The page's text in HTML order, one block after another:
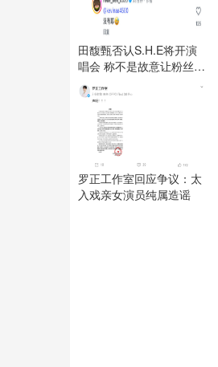
田馥甄否认S.H.E将开演
唱会 称不是故意让粉丝失
望
罗正工作室回应争议：太
入戏亲女演员纯属造谣